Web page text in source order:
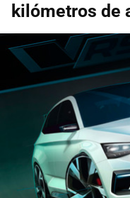
kilómetros de